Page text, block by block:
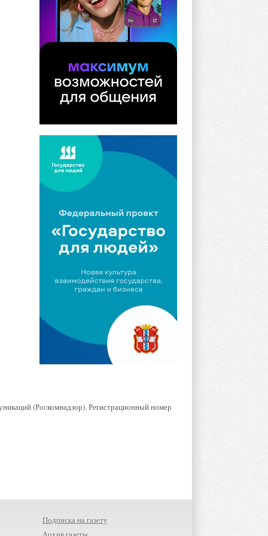
(Роскомнадзор). Регистрационный номер
Подписка на газету